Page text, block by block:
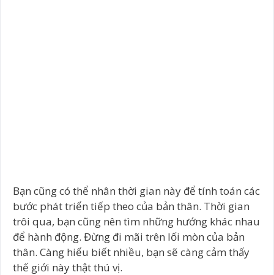
Bạn cũng có thể nhân thời gian này để tính toán các
bước phát triển tiếp theo của bản thân. Thời gian
trôi qua, bạn cũng nên tìm những hướng khác nhau
để hành động. Đừng đi mãi trên lối mòn của bản
thân. Càng hiểu biết nhiều, bạn sẽ càng cảm thấy
thế giới này thật thú vị.